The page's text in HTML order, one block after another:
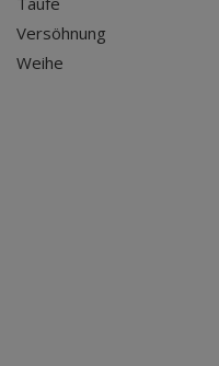
Versöhnung
Weihe